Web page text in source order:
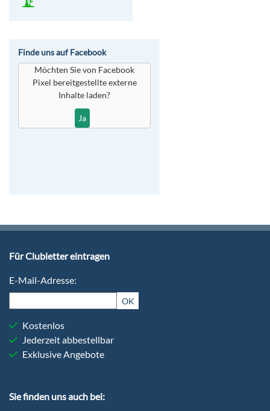
Finde uns auf Facebook
Möchten Sie von Facebook
Pixel bereitgestellte externe
Inhalte laden?
Ja
Sie finden uns auch bei:
Für Clubletter eintragen
E-Mail-Adresse:
OK
Kostenlos
Jederzeit abbestellbar
Exklusive Angebote